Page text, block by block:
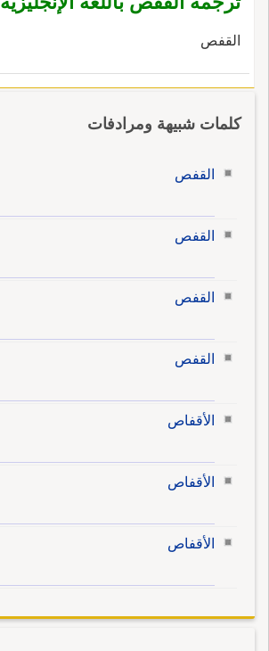
القفص
كلمات شبيهة ومرادفات
القفص
القفص
القفص
القفص
الأقفاص
الأقفاص
الأقفاص